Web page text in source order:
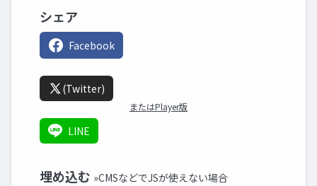
シェア
Facebook
(Twitter)
またはPlayer版
LINE
埋め込む »CMSなどでJSが使えない場合